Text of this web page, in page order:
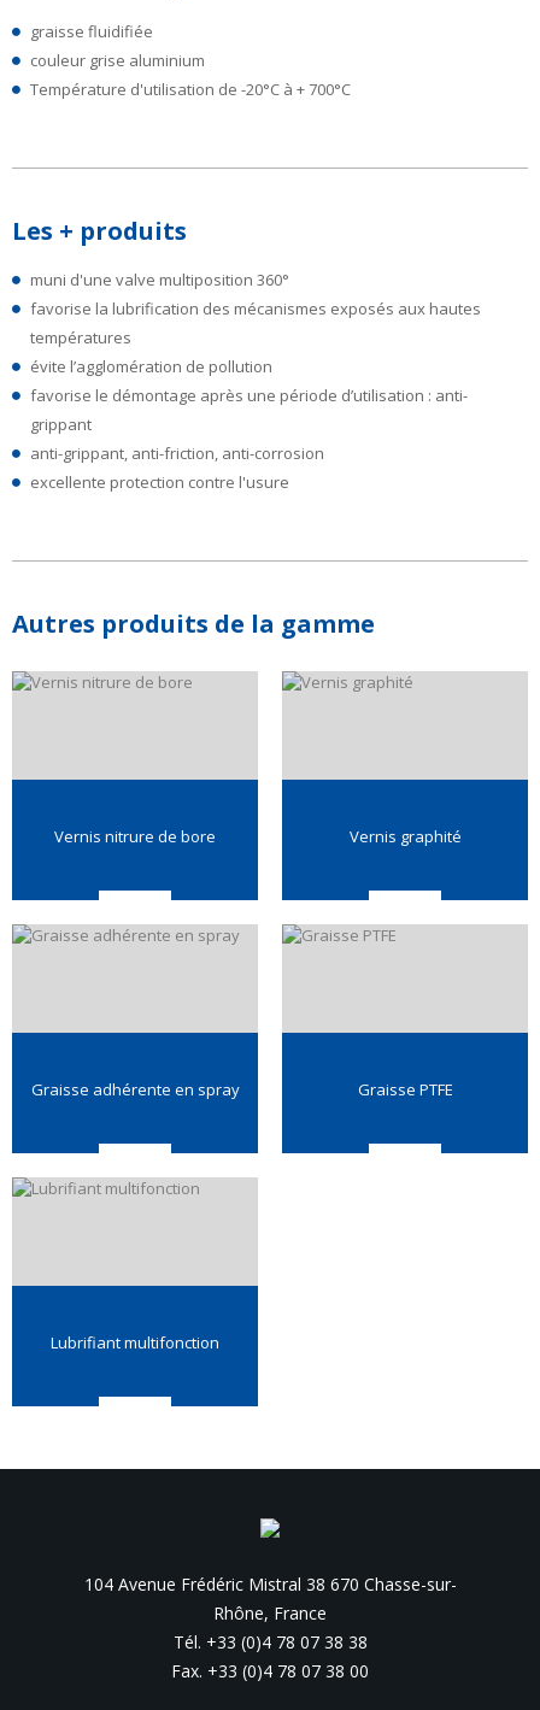
graisse fluidifiée
couleur grise aluminium
Température d'utilisation de -20°C à + 700°C
Les + produits
muni d'une valve multiposition 360°
favorise la lubrification des mécanismes exposés aux hautes
températures
évite l’agglomération de pollution
favorise le démontage après une période d’utilisation : anti-
grippant
anti-grippant, anti-friction, anti-corrosion
excellente protection contre l'usure
Autres produits de la gamme
Vernis nitrure de bore Vernis graphité
Graisse adhérente en spray Graisse PTFE
Lubrifiant multifonction
104 Avenue Frédéric Mistral 38 670 Chasse-sur-
Rhône, France
Tél. +33 (0)4 78 07 38 38
Fax. +33 (0)4 78 07 38 00